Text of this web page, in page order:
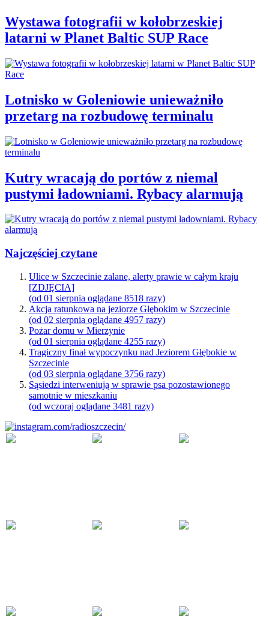
Wystawa fotografii w kołobrzeskiej
latarni w Planet Baltic SUP Race
Lotnisko w Goleniowie unieważniło
przetarg na rozbudowę terminalu
Kutry wracają do portów z niemal
pustymi ładowniami. Rybacy alarmują
Najczęściej czytane
Ulice w Szczecinie zalane, alerty prawie w całym kraju
[ZDJĘCIA]
(od 01 sierpnia oglądane 8518 razy)
Akcja ratunkowa na jeziorze Głębokim w Szczecinie
(od 02 sierpnia oglądane 4957 razy)
Pożar domu w Mierzynie
(od 01 sierpnia oglądane 4255 razy)
Tragiczny finał wypoczynku nad Jeziorem Głębokie w
Szczecinie
(od 03 sierpnia oglądane 3756 razy)
Sąsiedzi interweniują w sprawie psa pozostawionego
samotnie w mieszkaniu
(od wczoraj oglądane 3481 razy)